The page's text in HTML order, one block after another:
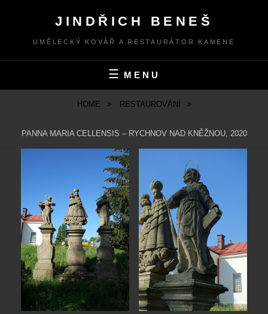
JINDŘICH BENEŠ
UMĚLECKÝ KOVÁŘ A RESTAURÁTOR KAMENE
MENU
HOME RESTAUROVÁNÍ
PANNA MARIA CELLENSIS – RYCHNOV NAD KNĚŽNOU, 2020